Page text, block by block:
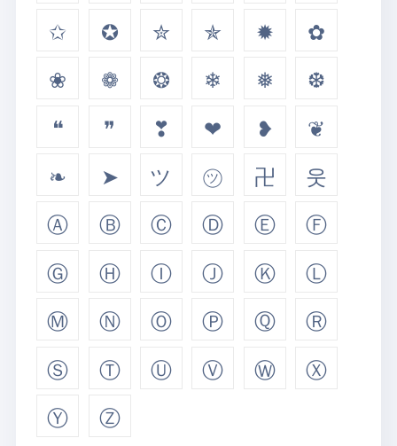
✩ ✪ ✮ ✯ ✹
✿
❀
❁ ❂ ❄ ❅
❆
❝
❞ ❣ ❤ ❥
❦
❧
➤ ツ ㋡ 卍
웃
Ⓐ
Ⓑ Ⓒ Ⓓ Ⓔ
Ⓕ
Ⓖ
Ⓗ Ⓘ Ⓙ Ⓚ
Ⓛ
Ⓜ
Ⓝ Ⓞ Ⓟ Ⓠ
Ⓡ
Ⓢ
Ⓣ Ⓤ Ⓥ Ⓦ
Ⓧ
Ⓨ
Ⓩ